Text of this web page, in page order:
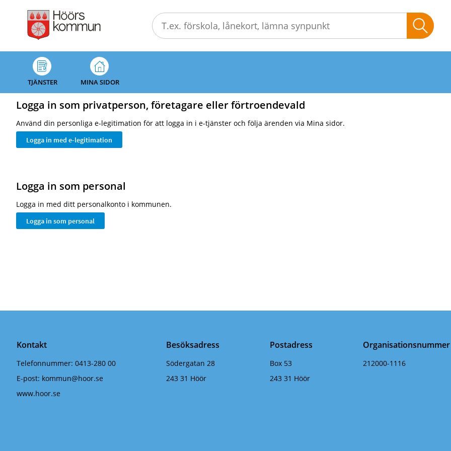
självservice
-
kommunTJÄNSTER MINA SIDOR
Logga in som privatperson, företagare eller förtroendevald
Använd din personliga e-legitimation för att logga in i e-tjänster och följa ärenden via Mina sidor.
Logga in som personal
Logga in med ditt personalkonto i kommunen.
Kontakt
Telefonnummer: 0413-280 00
E-post: kommun@hoor.se
www.hoor.se
Besöksadress
Södergatan 28
243 31 Höör
Postadress
Box 53
243 31 Höör
Organisationsnummer
212000-1116